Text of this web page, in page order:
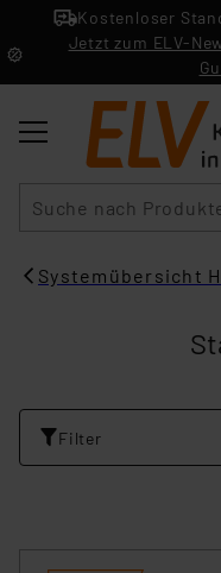
Kostenloser
Jetzt zum ELV-
Systemübersicht
Filter